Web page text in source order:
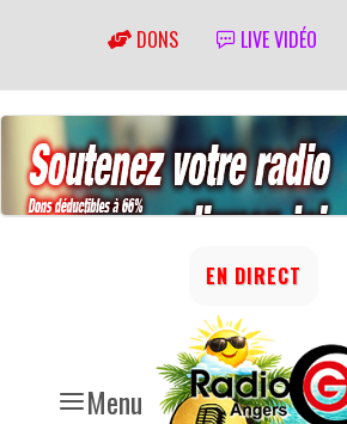
DONS LIVE VIDÉO
Menu
EN DIRECT